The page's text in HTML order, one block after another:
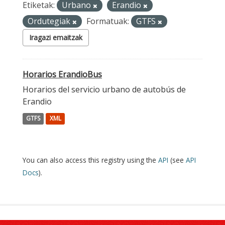
Etiketak: Urbano
Erandio
Ordutegiak
Formatuak: GTFS
Iragazi emaitzak
Horarios ErandioBus
Horarios del servicio urbano de autobús de
Erandio
GTFS XML
You can also access this registry using the API (see API
Docs).